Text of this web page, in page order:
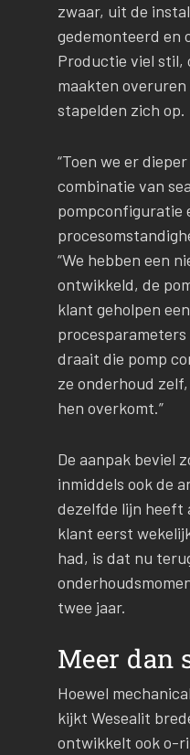
zwaar, uit de
gedemonteerd en
Productie viel stil,
maakten
stapelden zich op.
“Toen we er
combinatie van
pompconfiguratie
“We hebben een
ontwikkeld, de
klant geholpen
draait die pomp
ze onderhoud
hen overkomt.”
De aanpak beviel
inmiddels ook de
dezelfde lijn heeft
klant eerst
had, is dat nu
twee jaar.
Meer dan
Hoewel
kijkt Wesealit
ontwikkelt ook o-